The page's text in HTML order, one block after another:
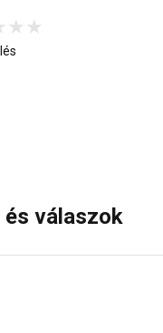
és válaszok